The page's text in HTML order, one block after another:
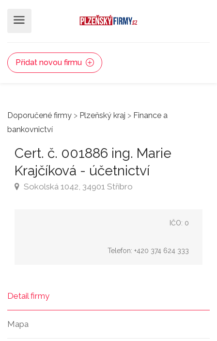
Přidat novou firmu
Doporučené firmy > Plzeňský kraj > Finance a
bankovnictví
Cert. č. 001886 ing. Marie
Krajčíková - účetnictví
Sokolská 1042, 34901 Stříbro
IČO: 0
Telefon: +420 374 624 333
Detail firmy
Mapa